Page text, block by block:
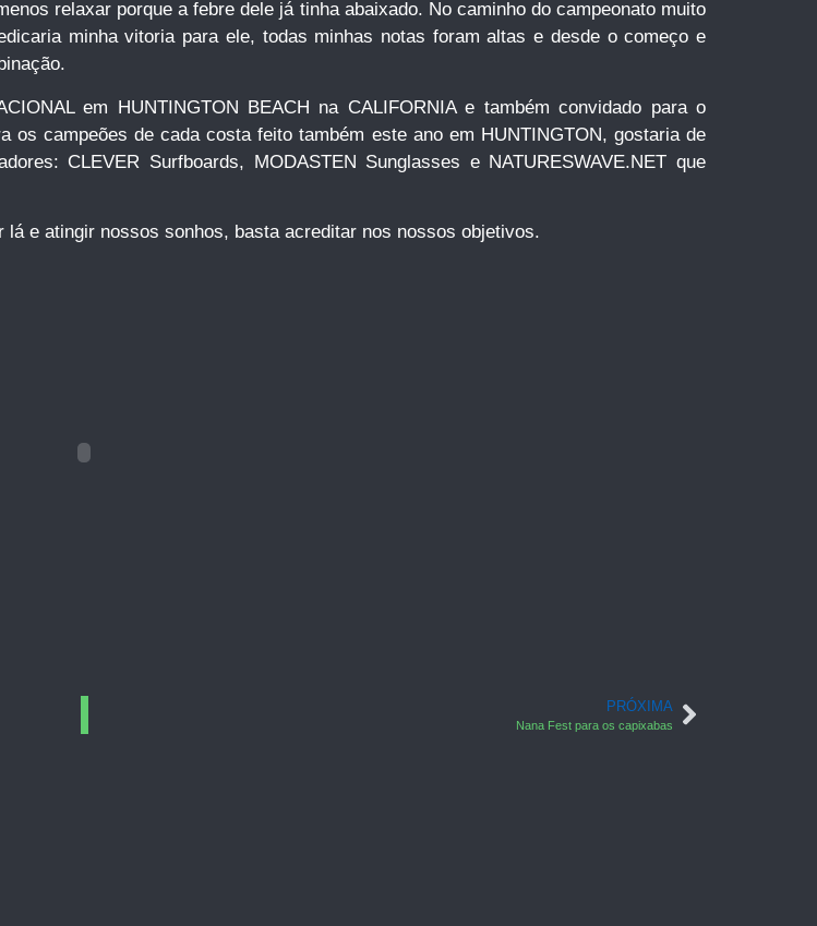
relaxar porque a febre dele já tinha abaixado. No caminho do campeonato muito
minha vitoria para ele, todas minhas notas foram altas e desde o começo e
em HUNTINGTON BEACH na CALIFORNIA e também convidado para o
os campeões de cada costa feito também este ano em HUNTINGTON, gostaria de
CLEVER Surfboards, MODASTEN Sunglasses e NATURESWAVE.NET que
e atingir nossos sonhos, basta acreditar nos nossos objetivos.
PRÓXIMA
Nana Fest para os capixabas